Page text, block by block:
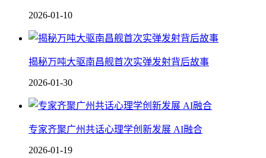
2026-01-10
揭秘万吨大驱南昌舰首次实弹发射背后故事
2026-01-30
专家齐聚广州共话心理学创新发展 AI融合
2026-01-19